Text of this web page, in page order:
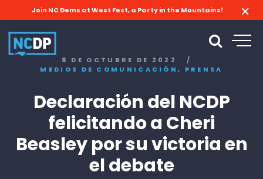
Join NC Dems at West Fest, a Party in the Mountains!
8 DE OCTUBRE DE 2022
/
MEDIOS DE COMUNICACIÓN, PRENSA
Declaración del NCDP
felicitando a Cheri
Beasley por su victoria en
el debate